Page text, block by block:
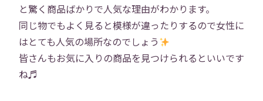
社員ブログ 社員Vlog
Instagram X
と驚く商品ばかりで人気な理由がわかります。
同じ物でもよく見ると模様が違ったりするので女性に
はとても人気の場所なのでしょう
皆さんもお気に入りの商品を見つけられるといいです
ね♬